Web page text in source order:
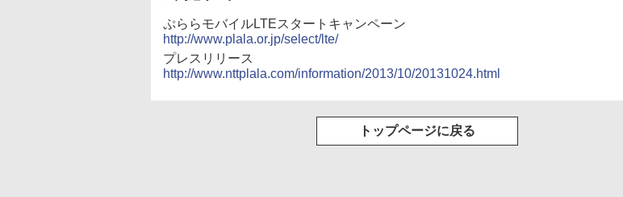
ぷららモバイルLTEスタートキャンペーン
http://www.plala.or.jp/select/lte/
プレスリリース
http://www.nttplala.com/information/2013/10/20131024.html
トップページに戻る